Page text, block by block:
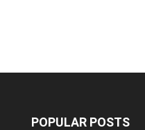
POPULAR POSTS